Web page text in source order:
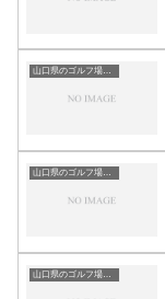
山口県のゴルフ場一覧｜距離が長い・広いゴルフ場ランキング
山口県のゴルフ場一覧｜距離が長い・広いゴルフ場ランキング
山口県のゴルフ場一覧｜距離が長い・広いゴルフ場ランキング